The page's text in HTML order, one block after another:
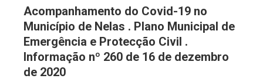
Acompanhamento do Covid-19 no
Município de Nelas . Plano Municipal de
Emergência e Protecção Civil .
Informação nº 260 de 16 de dezembro
de 2020